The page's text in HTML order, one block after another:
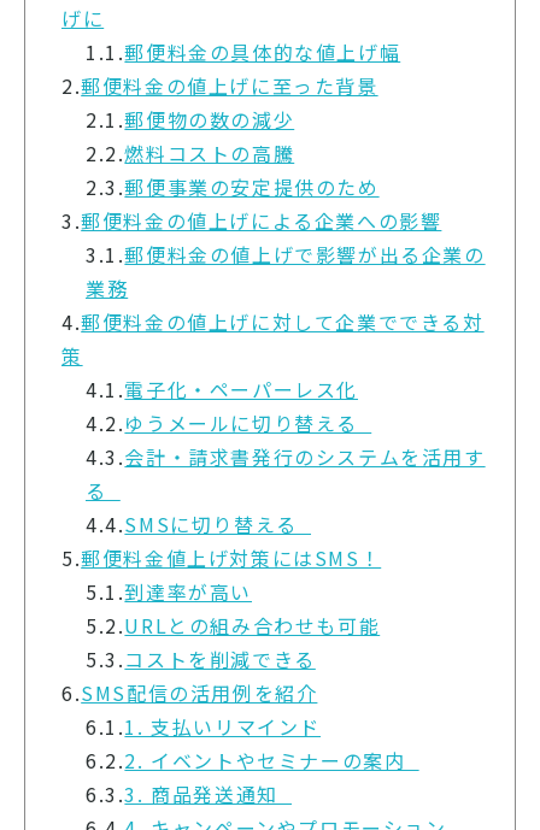
げに
1.1.郵便料金の具体的な値上げ幅
2.郵便料金の値上げに至った背景
2.1.郵便物の数の減少
2.2.燃料コストの高騰
2.3.郵便事業の安定提供のため
3.郵便料金の値上げによる企業への影響
3.1.郵便料金の値上げで影響が出る企業の
業務
4.郵便料金の値上げに対して企業でできる対
策
4.1.電子化・ペーパーレス化
4.2.ゆうメールに切り替える
4.3.会計・請求書発行のシステムを活用す
る
4.4.SMSに切り替える
5.郵便料金値上げ対策にはSMS！
5.1.到達率が高い
5.2.URLとの組み合わせも可能
5.3.コストを削減できる
6.SMS配信の活用例を紹介
6.1.1. 支払いリマインド
6.2.2. イベントやセミナーの案内
6.3.3. 商品発送通知